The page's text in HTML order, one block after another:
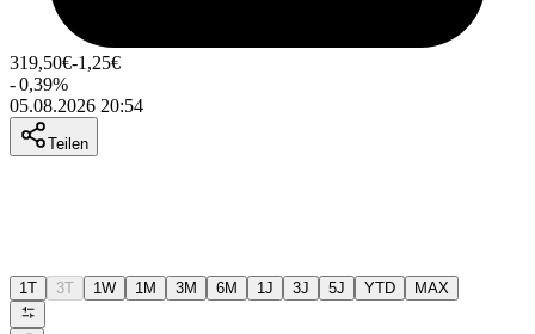
319,50€-1,25€
-0,39%
05.08.2026 20:54
Teilen
1T 3T 1W 1M 3M 6M 1J 3J 5J YTD MAX